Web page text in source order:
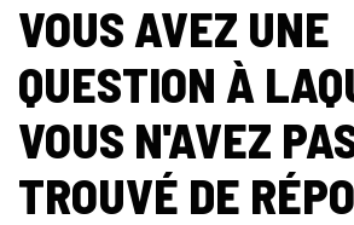
VOUS AVEZ UNE
QUESTION À
VOUS N'AVEZ
TROUVÉ DE